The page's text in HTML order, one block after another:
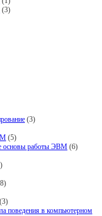
(3)
(3)
(5)
основы работы ЭВМ (6)
(3)
поведения в компьютерном